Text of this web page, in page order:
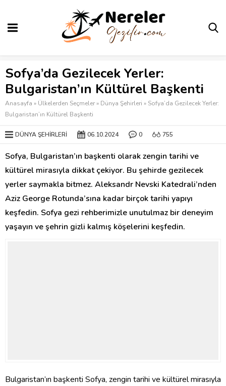
Sofya’da Gezilecek Yerler:
Bulgaristan’ın Kültürel Başkenti
Anasayfa » Ülkelerden Seçmeler» Dünya Şehirleri » Sofya’da Gezilecek Yerler:
Bulgaristan’ın Kültürel Başkenti
DÜNYA ŞEHIRLERI 06.10.2024 0 755
Sofya, Bulgaristan’ın başkenti olarak zengin tarihi ve
kültürel mirasıyla dikkat çekiyor. Bu şehirde gezilecek
yerler saymakla bitmez. Aleksandr Nevski Katedrali’nden
Aziz George Rotunda’sına kadar birçok tarihi yapıyı
keşfedin. Sofya gezi rehberimizle unutulmaz bir deneyim
yaşayın ve şehrin gizli kalmış köşelerini keşfedin.
Bulgaristan’ın başkenti Sofya, zengin tarihi ve kültürel mirasıyla